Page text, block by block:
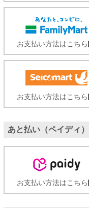
お支払い方法はこちら
お支払い方法はこちら
あと払い（ペイディ）
お支払い方法はこちら